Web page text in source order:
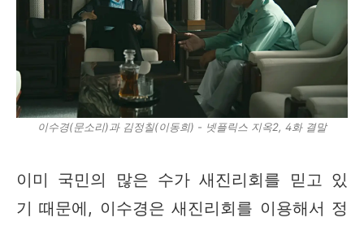
이수경(문소리)과 김정칠(이동희) - 넷플릭스 지옥2, 4화 결말
이미 국민의 많은 수가 새진리회를 믿고 있
기 때문에, 이수경은 새진리회를 이용해서 정